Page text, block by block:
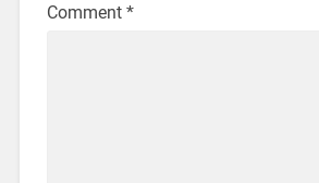
Comment *